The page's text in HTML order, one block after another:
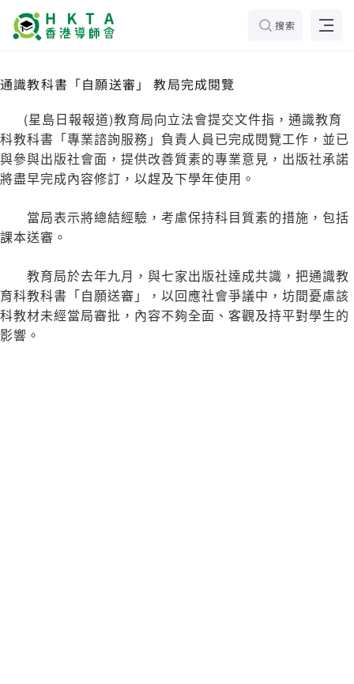
搜索
通識教科書「自願送審」 教局完成閱覽
(星島日報報道)教育局向立法會提交文件指，通識教育
科教科書「專業諮詢服務」負責人員已完成閱覽工作，並已
與參與出版社會面，提供改善質素的專業意見，出版社承諾
將盡早完成內容修訂，以趕及下學年使用。
當局表示將總結經驗，考慮保持科目質素的措施，包括
課本送審。
教育局於去年九月，與七家出版社達成共識，把通識教
育科教科書「自願送審」，以回應社會爭議中，坊間憂慮該
科教材未經當局審批，內容不夠全面、客觀及持平對學生的
影響。